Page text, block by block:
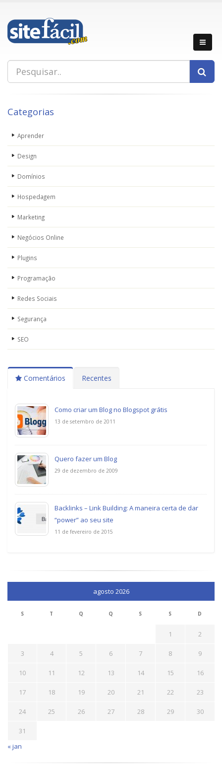
Categorias
Aprender
Design
Domínios
Hospedagem
Marketing
Negócios Online
Plugins
Programação
Redes Sociais
Segurança
SEO
Comentários Recentes
Como criar um Blog no Blogspot grátis
13 de setembro de 2011
Quero fazer um Blog
29 de dezembro de 2009
Backlinks – Link Building: A maneira certa de dar
“power” ao seu site
11 de fevereiro de 2015
agosto 2026
S T Q Q S S D
1 2
3 4 5 6 7 8 9
10 11 12 13 14 15 16
17 18 19 20 21 22 23
24 25 26 27 28 29 30
31
« jan